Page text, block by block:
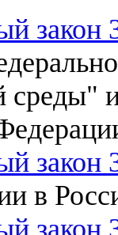
закон
и
закон
в
закон